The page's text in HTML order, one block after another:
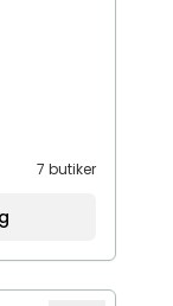
7 butiker